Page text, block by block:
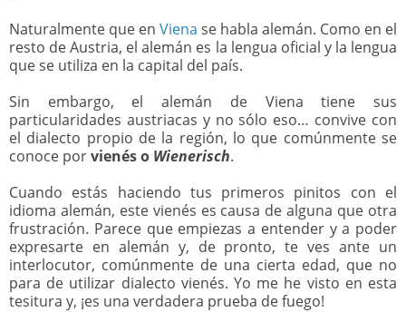
Naturalmente que en Viena se habla alemán. Como en el
resto de Austria, el alemán es la lengua oficial y la lengua
que se utiliza en la capital del país.
Sin embargo, el alemán de Viena tiene sus
particularidades austriacas y no sólo eso… convive con
el dialecto propio de la región, lo que comúnmente se
conoce porvienés o Wienerisch.
Cuando estás haciendo tus primeros pinitos con el
idioma alemán, este vienés es causa de alguna que otra
frustración. Parece que empiezas a entender y a poder
expresarte en alemán y, de pronto, te ves ante un
interlocutor, comúnmente de una cierta edad, que no
para de utilizar dialecto vienés. Yo me he visto en esta
tesitura y, ¡es una verdadera prueba de fuego!